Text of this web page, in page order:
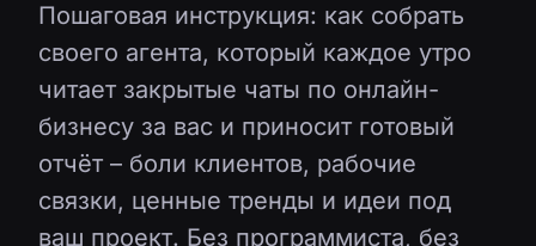
Пошаговая инструкция: как собрать
своего агента, который каждое утро
читает закрытые чаты по онлайн-
бизнесу за вас и приносит готовый
отчёт – боли клиентов, рабочие
связки, ценные тренды и идеи под
ваш проект. Без программиста, без